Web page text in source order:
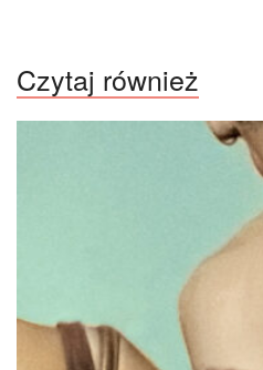
Czytaj również